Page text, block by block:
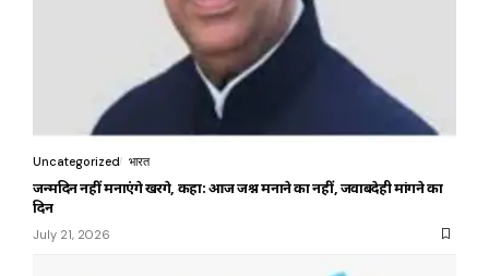
Uncategorized भारत
जन्मदिन नहीं मनाएंगे खरगे, कहा: आज जश्न मनाने का नहीं, जवाबदेही मांगने का
दिन
July 21, 2026